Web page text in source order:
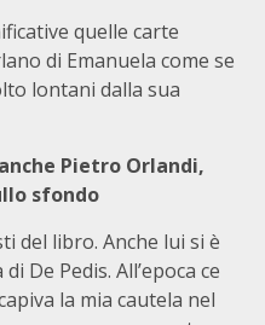
quelle carte
di Emanuela come se
lontani dalla sua
Pietro Orlandi,
sfondo
del libro. Anche lui si è
De Pedis. All’epoca ce
la mia cautela nel